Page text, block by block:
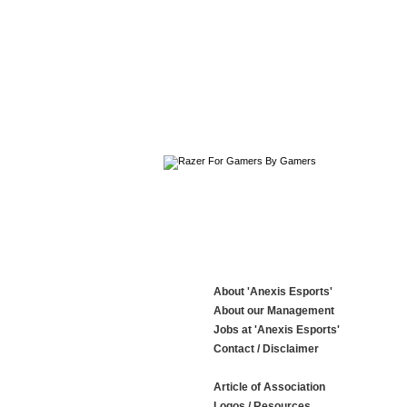
About 'Anexis Esports'
About our Management
Jobs at 'Anexis Esports'
Contact / Disclaimer
Article of Association